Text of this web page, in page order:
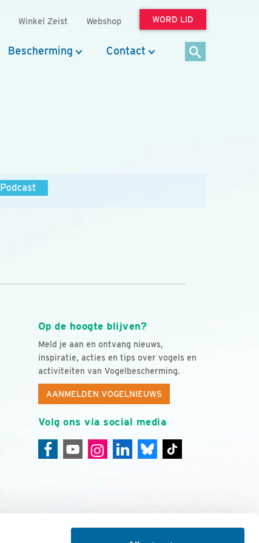
Winkel Zeist Webshop WORD LID
Bescherming Contact
Podcast
Op de hoogte blijven?
Meld je aan en ontvang nieuws,
inspiratie, acties en tips over vogels en
activiteiten van Vogelbescherming.
AANMELDEN VOGELNIEUWS
Volg ons via social media